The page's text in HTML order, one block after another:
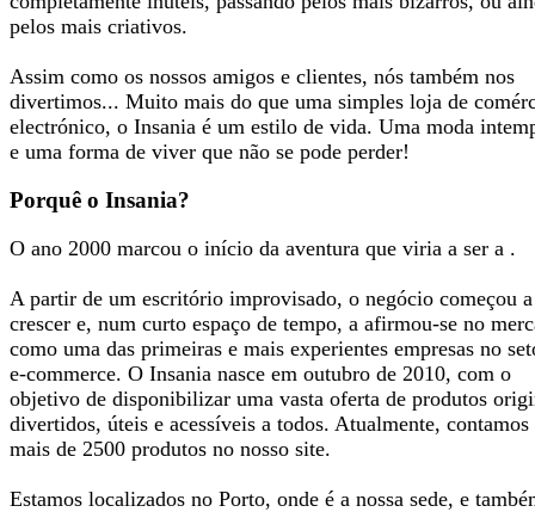
pelos mais criativos.
Assim como os nossos amigos e clientes, nós também nos
divertimos... Muito mais do que uma simples loja de
electrónico, o Insania é um estilo de vida. Uma moda
e uma forma de viver que não se pode perder!
Porquê o Insania?
O ano 2000 marcou o início da aventura que viria a ser a .
A partir de um escritório improvisado, o negócio começou a
crescer e, num curto espaço de tempo, a afirmou-se no
como uma das primeiras e mais experientes empresas no
e-commerce. O Insania nasce em outubro de 2010, com o
objetivo de disponibilizar uma vasta oferta de produtos
divertidos, úteis e acessíveis a todos. Atualmente, contamos
mais de 2500 produtos no nosso site.
Estamos localizados no Porto, onde é a nossa sede, e